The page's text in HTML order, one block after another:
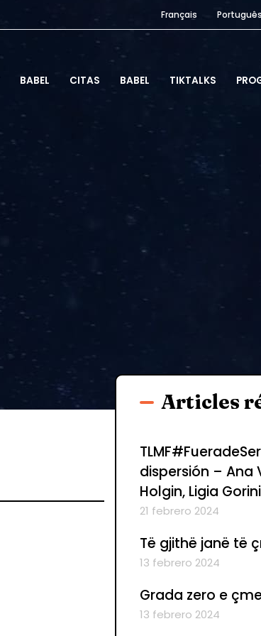
Français Português
BABEL CITAS BABEL TIKTALKS
Articles
dispersión – Ana
Holgin, Ligia Gorini
21 febrero 2024
Të gjithë janë të
13 febrero 2024
Grada zero e
13 febrero 2024